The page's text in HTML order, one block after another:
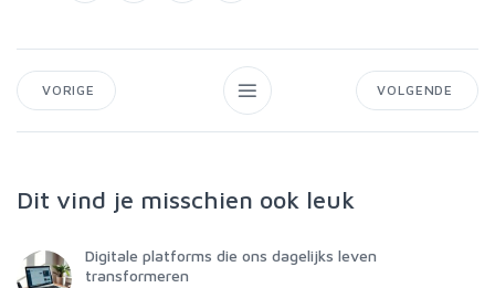
VORIGE VOLGENDE
Dit vind je misschien ook leuk
Digitale platforms die ons dagelijks leven
transformeren